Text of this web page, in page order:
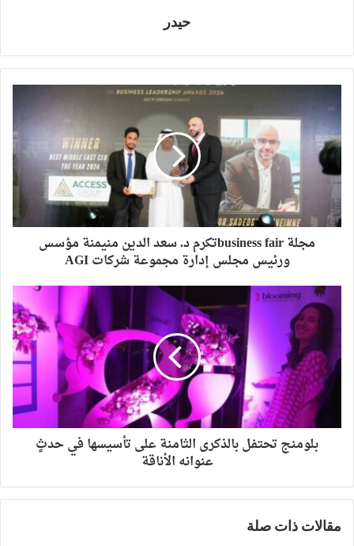
حيدر
مجلة business fairتكرم د. سعد الدين منيمنة مؤسس
ورئيس مجلس إدارة مجموعة شركات AGI
بلومنج تحتفل بالذكرى الثامنة على تأسيسها في حدثٍ
عنوانه الأناقة
مقالات ذات صلة